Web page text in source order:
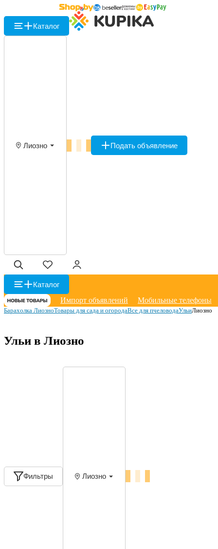
Каталог
Лиозно Подать объявление
Каталог
Импорт объявлений
Мобильные телефоны
Барахолка ЛиозноТовары для сада и огородаВсе для пчеловодаУльиЛиозно
Ульи в Лиозно
Фильтры Лиозно